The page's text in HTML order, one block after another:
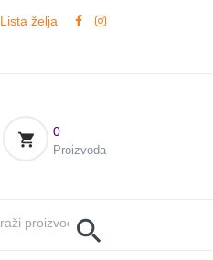
Lista želja
0
Proizvoda